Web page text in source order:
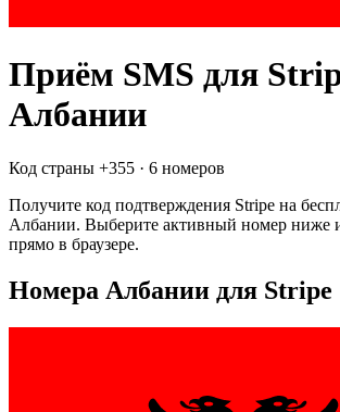
Приём SMS для
Албании
Код страны +355 · 6 номеров
Получите код подтверждения Stripe на
Албании. Выберите активный номер ниже
прямо в браузере.
Номера Албании для Stripe